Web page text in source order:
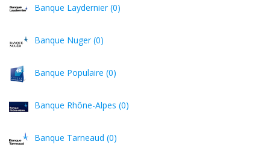
Banque Laydernier (0)
Banque Nuger (0)
Banque Populaire (0)
Banque Rhône-Alpes (0)
Banque Tarneaud (0)